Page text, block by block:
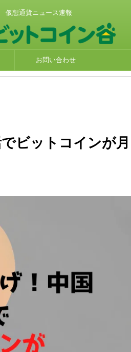
仮想通貨ニュース速報
お問い合わせ
ビットコインが月